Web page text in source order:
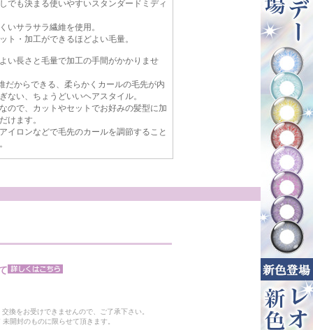
でも決まる使いやすいスタンダードミディ
いサラサラ繊維を使用。
ト・加工ができるほどよい毛量。
い長さと毛量で加工の手間がかかりませ
だからできる、柔らかくカールの毛先が内
ない、ちょうどいいヘアスタイル。
ので、カットやセットでお好みの髪型に加
けます。
イロンなどで毛先のカールを調節すること
換をお受けできませんので、ご了承下さい。
開封のものに限らせて頂きます。